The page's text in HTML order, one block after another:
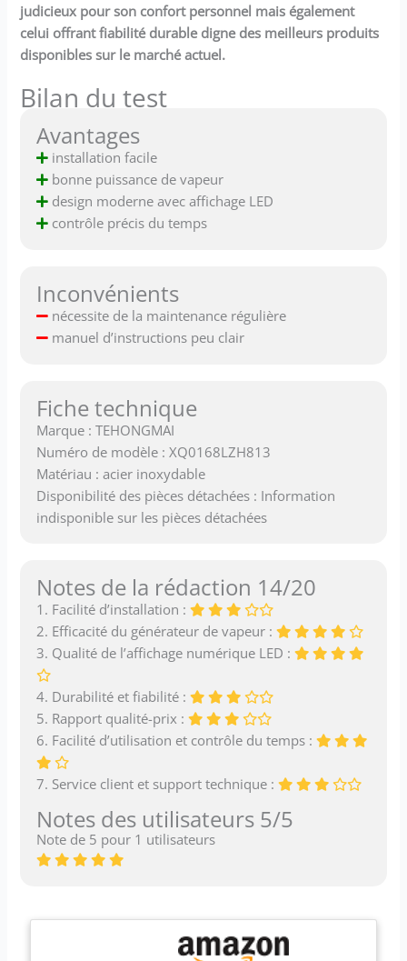
judicieux pour son confort personnel mais également
celui offrant fiabilité durable digne des meilleurs produits
disponibles sur le marché actuel.
Bilan du test
Avantages
installation facile
bonne puissance de vapeur
design moderne avec affichage LED
contrôle précis du temps
Inconvénients
nécessite de la maintenance régulière
manuel d’instructions peu clair
Fiche technique
Marque : TEHONGMAI
Numéro de modèle : XQ0168LZH813
Matériau : acier inoxydable
Disponibilité des pièces détachées : Information
indisponible sur les pièces détachées
Notes de la rédaction 14/20
1. Facilité d’installation :
2. Efficacité du générateur de vapeur :
3. Qualité de l’affichage numérique LED :
4. Durabilité et fiabilité :
5. Rapport qualité-prix :
6. Facilité d’utilisation et contrôle du temps :
7. Service client et support technique :
Notes des utilisateurs 5/5
Note de 5 pour 1 utilisateurs